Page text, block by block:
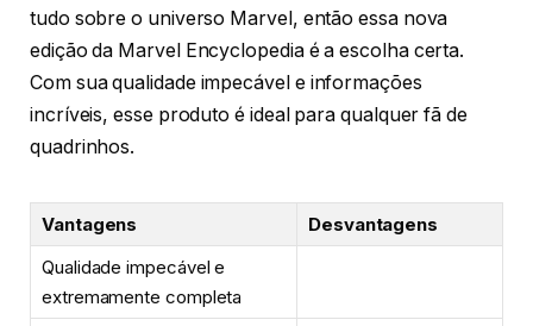
tudo sobre o universo Marvel, então essa nova
edição da Marvel Encyclopedia é a escolha certa.
Com sua qualidade impecável e informações
incríveis, esse produto é ideal para qualquer fã de
quadrinhos.
Vantagens
Desvantagens
Qualidade impecável e
extremamente completa